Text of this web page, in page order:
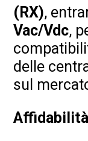
(RX),
Vac/Vdc,
delle
sul